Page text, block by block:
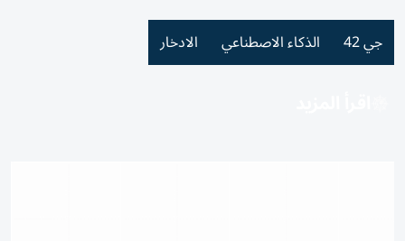
جي 42 الذكاء الاصطناعي الادخار